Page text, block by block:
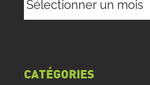
CATÉGORIES